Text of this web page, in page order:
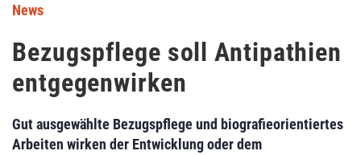
News
Bezugspflege soll Antipathien
entgegenwirken
Gut ausgewählte Bezugspflege und biografieorientiertes
Arbeiten wirken der Entwicklung oder dem